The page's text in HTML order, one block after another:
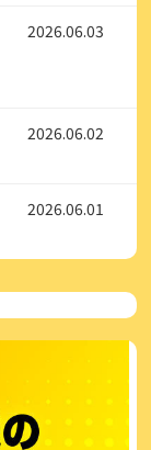
2026.06.03
2026.06.02
2026.06.01